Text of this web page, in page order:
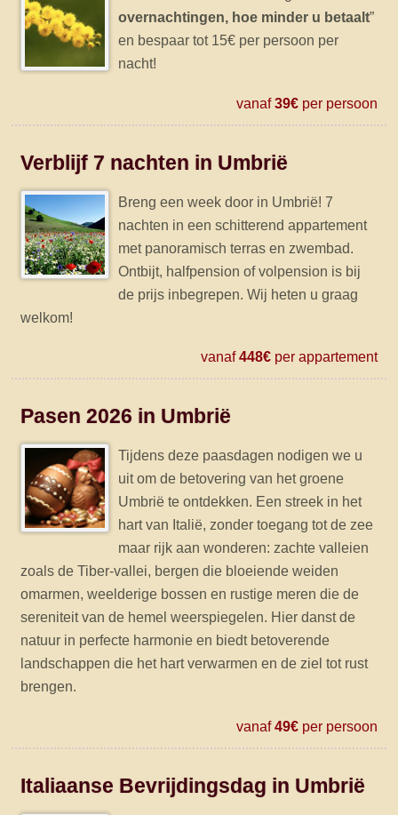
overnachtingen, hoe minder u betaalt”
en bespaar tot 15€ per persoon per
nacht!
vanaf39€per persoon
Verblijf 7 nachten in Umbrië
Breng een week door in Umbrië! 7
nachten in een schitterend appartement
met panoramisch terras en zwembad.
Ontbijt, halfpension of volpension is bij
de prijs inbegrepen. Wij heten u graag
welkom!
vanaf448€per appartement
Pasen 2026 in Umbrië
Tijdens deze paasdagen nodigen we u
uit om de betovering van het groene
Umbrië te ontdekken. Een streek in het
hart van Italië, zonder toegang tot de zee
maar rijk aan wonderen: zachte valleien
zoals de Tiber-vallei, bergen die bloeiende weiden
omarmen, weelderige bossen en rustige meren die de
sereniteit van de hemel weerspiegelen. Hier danst de
natuur in perfecte harmonie en biedt betoverende
landschappen die het hart verwarmen en de ziel tot rust
brengen.
vanaf49€per persoon
Italiaanse Bevrijdingsdag in Umbrië